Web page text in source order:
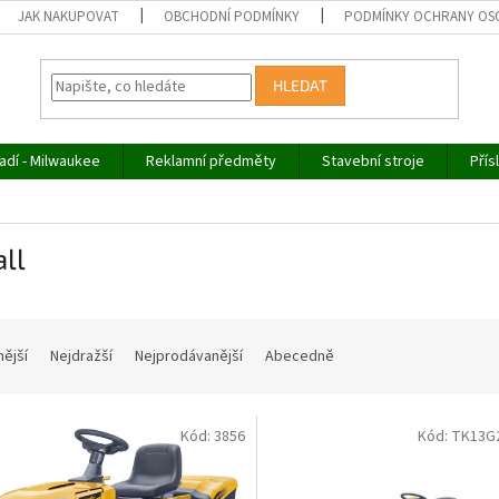
JAK NAKUPOVAT OBCHODNÍ PODMÍNKY PODMÍNKY OCHRANY
HLEDAT
- Milwaukee Reklamní předměty Stavební stroje
Nejdražší Nejprodávanější Abecedně
Kód: 3856 Kód: